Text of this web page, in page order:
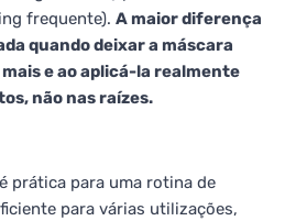
frequente). A maior diferença
quando deixar a máscara
e ao aplicá-la realmente
não nas raízes.
prática para uma rotina de
para várias utilizações,